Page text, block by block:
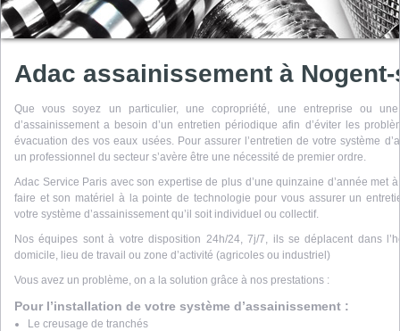
Adac assainissement à
Que vous soyez un particulier, une copropriété, une entreprise ou
d’assainissement a besoin d’un entretien périodique afin d’éviter les
évacuation des vos eaux usées. Pour assurer l’entretien de votre système
un professionnel du secteur s’avère être une nécessité de premier ordre.
Adac Service Paris avec son expertise de plus d’une quinzaine d’année met
faire et son matériel à la pointe de technologie pour vous assurer un
votre système d’assainissement qu’il soit individuel ou collectif.
Nos équipes sont à votre disposition 24h/24, 7j/7, ils se déplacent dans
domicile, lieu de travail ou zone d’activité (agricoles ou industriel)
Vous avez un problème, on a la solution grâce à nos prestations :
Pour l’installation de votre système d’assainissement :
Le creusage de tranchés